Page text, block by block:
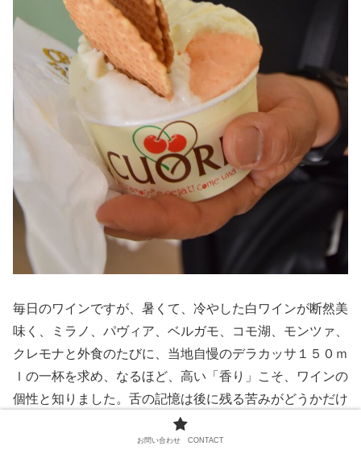
毎日のワインですが、暑くて、冷やした白ワインが断然美
味く、ミラノ、パヴィア、ベルガモ、コモ湖、モンツァ、
クレモナと外食のたびに、当地自慢のデラカッサ１５０ｍ
ｌの一杯を求め、なるほど、高い「香り」こそ、ワインの
個性と知りました。舌の記憶は後に残る苦みがどうかだけ
で、さして重要ではないです。「香り」を求め、スーパー
の棚は一本４€から８€へと、次第にあがって行ったので
お問い合わせ CONTACT